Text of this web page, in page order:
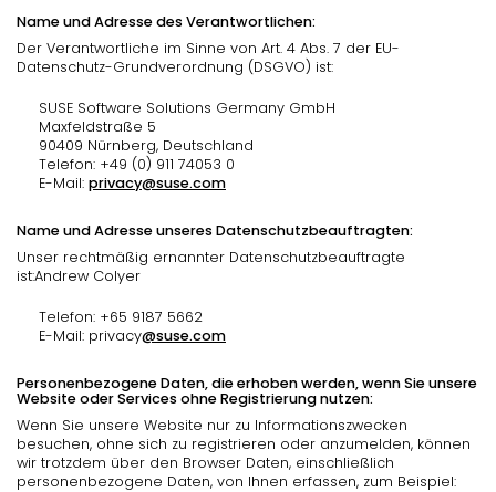
Name und Adresse des Verantwortlichen:
Der Verantwortliche im Sinne von Art. 4 Abs. 7 der EU-
Datenschutz-Grundverordnung (DSGVO) ist:
SUSE Software Solutions Germany GmbH
Maxfeldstraße 5
90409 Nürnberg, Deutschland
Telefon: +49 (0) 911 74053 0
E-Mail: privacy@suse.com
Name und Adresse unseres Datenschutzbeauftragten:
Unser rechtmäßig ernannter Datenschutzbeauftragte
ist:Andrew Colyer
Telefon: +65 9187 5662
E-Mail: privacy@suse.com
Personenbezogene Daten, die erhoben werden, wenn Sie unsere
Website oder Services ohne Registrierung nutzen:
Wenn Sie unsere Website nur zu Informationszwecken
besuchen, ohne sich zu registrieren oder anzumelden, können
wir trotzdem über den Browser Daten, einschließlich
personenbezogene Daten, von Ihnen erfassen, zum Beispiel: